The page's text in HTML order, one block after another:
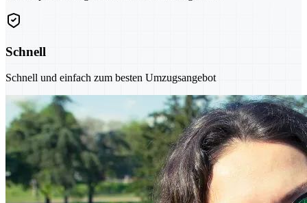
Schnell
Schnell und einfach zum besten Umzugsangebot